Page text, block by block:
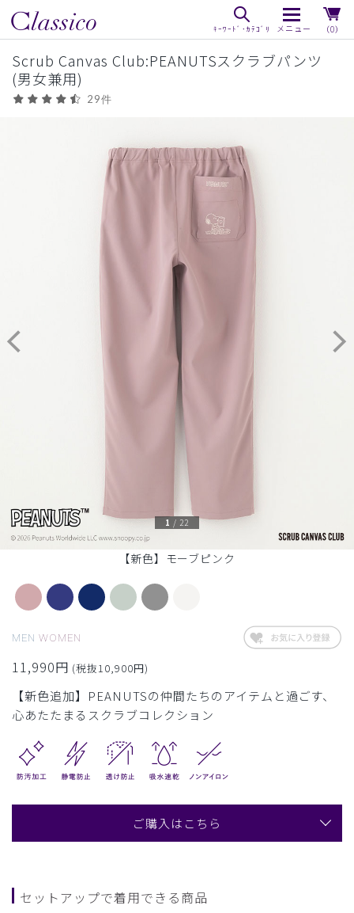
（0）
Scrub Canvas Club:PEANUTSスクラブパンツ
(男女兼用)
29件
【新色】モーブピンク
1 / 22
MEN WOMEN
11,990円 (税抜10,900円)
【新色追加】PEANUTSの仲間たちのアイテムと過ごす、
心あたたまるスクラブコレクション
ご購入はこちら
セットアップで着用できる商品